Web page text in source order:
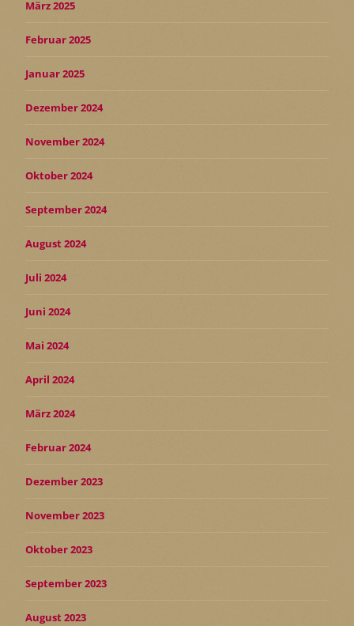
März 2025
Februar 2025
Januar 2025
Dezember 2024
November 2024
Oktober 2024
September 2024
August 2024
Juli 2024
Juni 2024
Mai 2024
April 2024
März 2024
Februar 2024
Dezember 2023
November 2023
Oktober 2023
September 2023
August 2023